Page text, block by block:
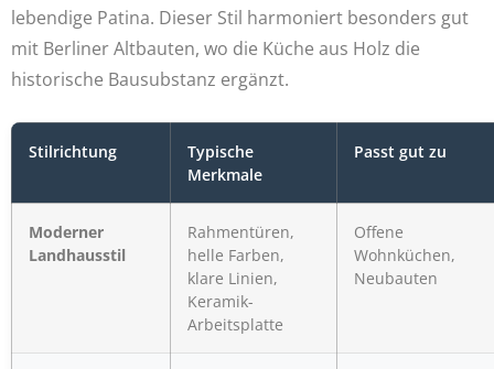
lebendige Patina. Dieser Stil harmoniert besonders gut
mit Berliner Altbauten, wo die Küche aus Holz die
historische Bausubstanz ergänzt.
Stilrichtung
Typische
Merkmale
Passt gut zu
Moderner
Landhausstil
Rahmentüren,
helle Farben,
klare Linien,
Keramik-
Arbeitsplatte
Offene
Wohnküchen,
Neubauten